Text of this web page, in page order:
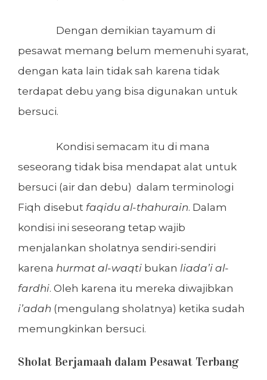
Dengan demikian tayamum di
pesawat memang belum memenuhi syarat,
dengan kata lain tidak sah karena tidak
terdapat debu yang bisa digunakan untuk
bersuci.
Kondisi semacam itu di mana
seseorang tidak bisa mendapat alat untuk
bersuci (air dan debu) dalam terminologi
Fiqh disebut faqidu al-thahurain. Dalam
kondisi ini seseorang tetap wajib
menjalankan sholatnya sendiri-sendiri
karena hurmat al-waqti bukan liada’i al-
fardhi. Oleh karena itu mereka diwajibkan
i’adah (mengulang sholatnya) ketika sudah
memungkinkan bersuci.
Sholat Berjamaah dalam Pesawat Terbang